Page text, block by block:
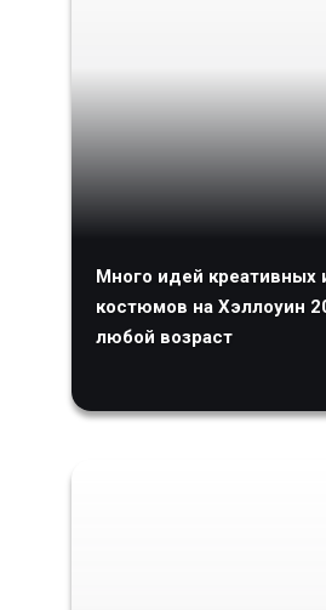
Много идей креативных
костюмов на Хэллоуин
любой возраст